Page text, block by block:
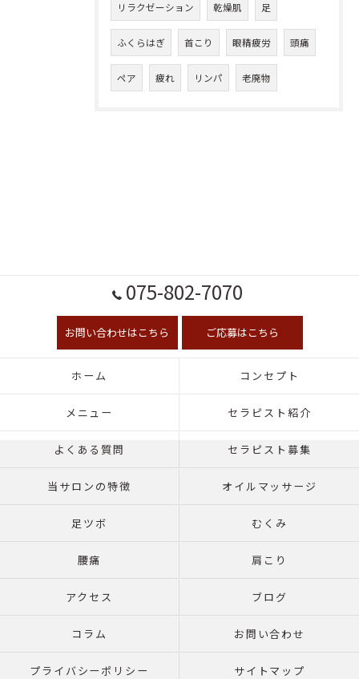
リラクゼーション 乾燥肌 足
ふくらはぎ 首こり 眼精疲労 頭痛
ペア 疲れ リンパ 老廃物
075-802-7070
お問い合わせはこちら ご応募はこちら
ホーム コンセプト
メニュー セラピスト紹介
よくある質問 セラピスト募集
当サロンの特徴 オイルマッサージ
足ツボ むくみ
腰痛 肩こり
アクセス ブログ
コラム お問い合わせ
プライバシーポリシー サイトマップ